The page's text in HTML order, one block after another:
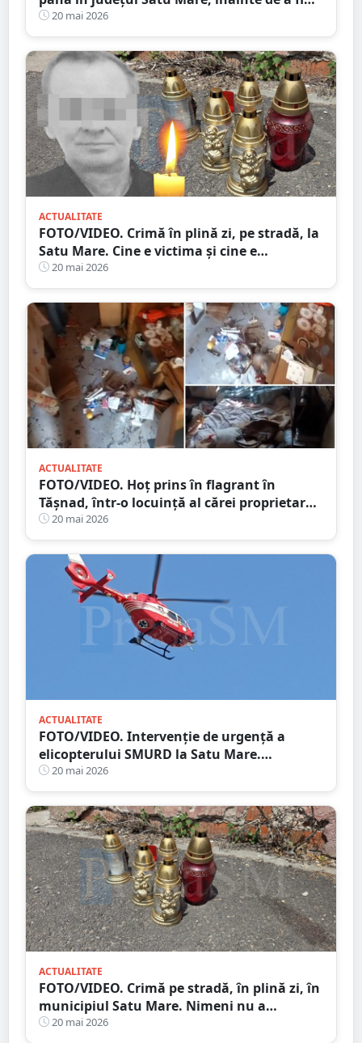
prinsă de polițiști
20 mai 2026
ACTUALITATE
FOTO/VIDEO. Crimă în plină zi, pe stradă, la
Satu Mare. Cine e victima și cine e
criminalul
20 mai 2026
ACTUALITATE
FOTO/VIDEO. Hoț prins în flagrant în
Tășnad, într-o locuință al cărei proprietar
este plecat din țară
20 mai 2026
ACTUALITATE
FOTO/VIDEO. Intervenție de urgență a
elicopterului SMURD la Satu Mare.
Persoană în stare critică
20 mai 2026
ACTUALITATE
FOTO/VIDEO. Crimă pe stradă, în plină zi, în
municipiul Satu Mare. Nimeni nu a
intervenit, Poliția a dat o simplă amendă!
20 mai 2026